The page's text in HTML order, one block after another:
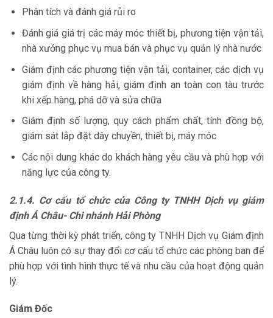
Phân tích và đánh giá rủi ro
Đánh giá giá trị các máy móc thiết bị, phương tiện vận tải,
nhà xưởng phục vụ mua bán và phục vụ quản lý nhà nước
Giám định các phương tiện vận tải, container, các dịch vụ
giám định về hàng hải, giám định an toàn con tàu trước
khi xếp hàng, phá dỡ và sửa chữa
Giám định số lượng, quy cách phẩm chất, tính đồng bộ,
giám sát lắp đặt dây chuyền, thiết bị, máy móc
Các nội dung khác do khách hàng yêu cầu và phù hợp với
năng lực của công ty.
2.1.4. Cơ cấu tổ chức của Công ty TNHH Dịch vụ giám
định Á Châu- Chi nhánh Hải Phòng
Qua từng thời kỳ phát triển, công ty TNHH Dịch vụ Giám định
Á Châu luôn có sự thay đổi cơ cấu tổ chức các phòng ban để
phù hợp với tình hình thực tế và nhu cầu của hoạt động quản
lý.
Giám Đốc